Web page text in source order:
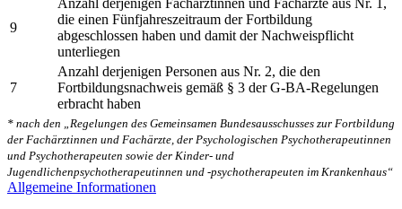
9
Anzahl derjenigen Fachärztinnen und Fachärzte aus Nr. 1,
die einen Fünfjahreszeitraum der Fortbildung
abgeschlossen haben und damit der Nachweispflicht
unterliegen
7
Anzahl derjenigen Personen aus Nr. 2, die den
Fortbildungsnachweis gemäß § 3 der G-BA-Regelungen
erbracht haben
* nach den „Regelungen des Gemeinsamen Bundesausschusses zur Fortbildung
der Fachärztinnen und Fachärzte, der Psychologischen Psychotherapeutinnen
und Psychotherapeuten sowie der Kinder- und
Jugendlichenpsychotherapeutinnen und -psychotherapeuten im Krankenhaus“
Allgemeine Informationen